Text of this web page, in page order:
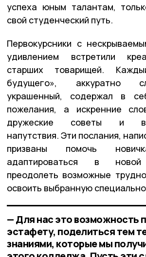
успеха юным талантам,
свой студенческий путь.
Первокурсники с
удивлением встретили
старших товарищей.
будущего», аккуратно
украшенный, содержал в
пожелания, а искренние
дружеские советы и
напутствия. Эти послания,
призваны помочь
адаптироваться в новой
преодолеть возможные
освоить выбранную
— Для нас это возможность
эстафету, поделиться тем
знаниями, которые мы